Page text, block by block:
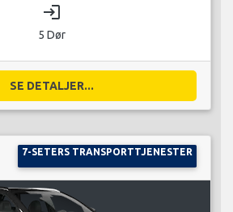
login
5 Dør
SE DETALJER...
7-SETERS TRANSPORTTJENESTER